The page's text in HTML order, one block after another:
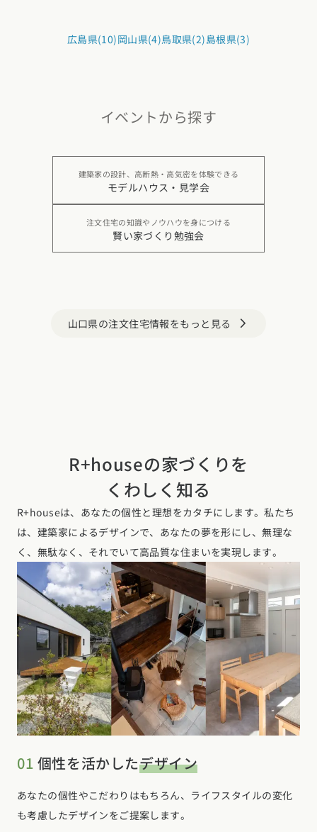
広島県(10)岡山県(4)鳥取県(2)島根県(3)
イベントから探す
建築家の設計、高断熱・高気密を体験できる
モデルハウス・見学会
注文住宅の知識やノウハウを身につける
賢い家づくり勉強会
山口県の注文住宅情報をもっと見る arrow_forward_ios
R+houseの家づくりを
くわしく知る
R+houseは、あなたの個性と理想をカタチにします。私たち
は、建築家によるデザインで、あなたの夢を形にし、無理な
く、無駄なく、それでいて高品質な住まいを実現します。
01 個性を活かしたデザイン
あなたの個性やこだわりはもちろん、ライフスタイルの変化
も考慮したデザインをご提案します。